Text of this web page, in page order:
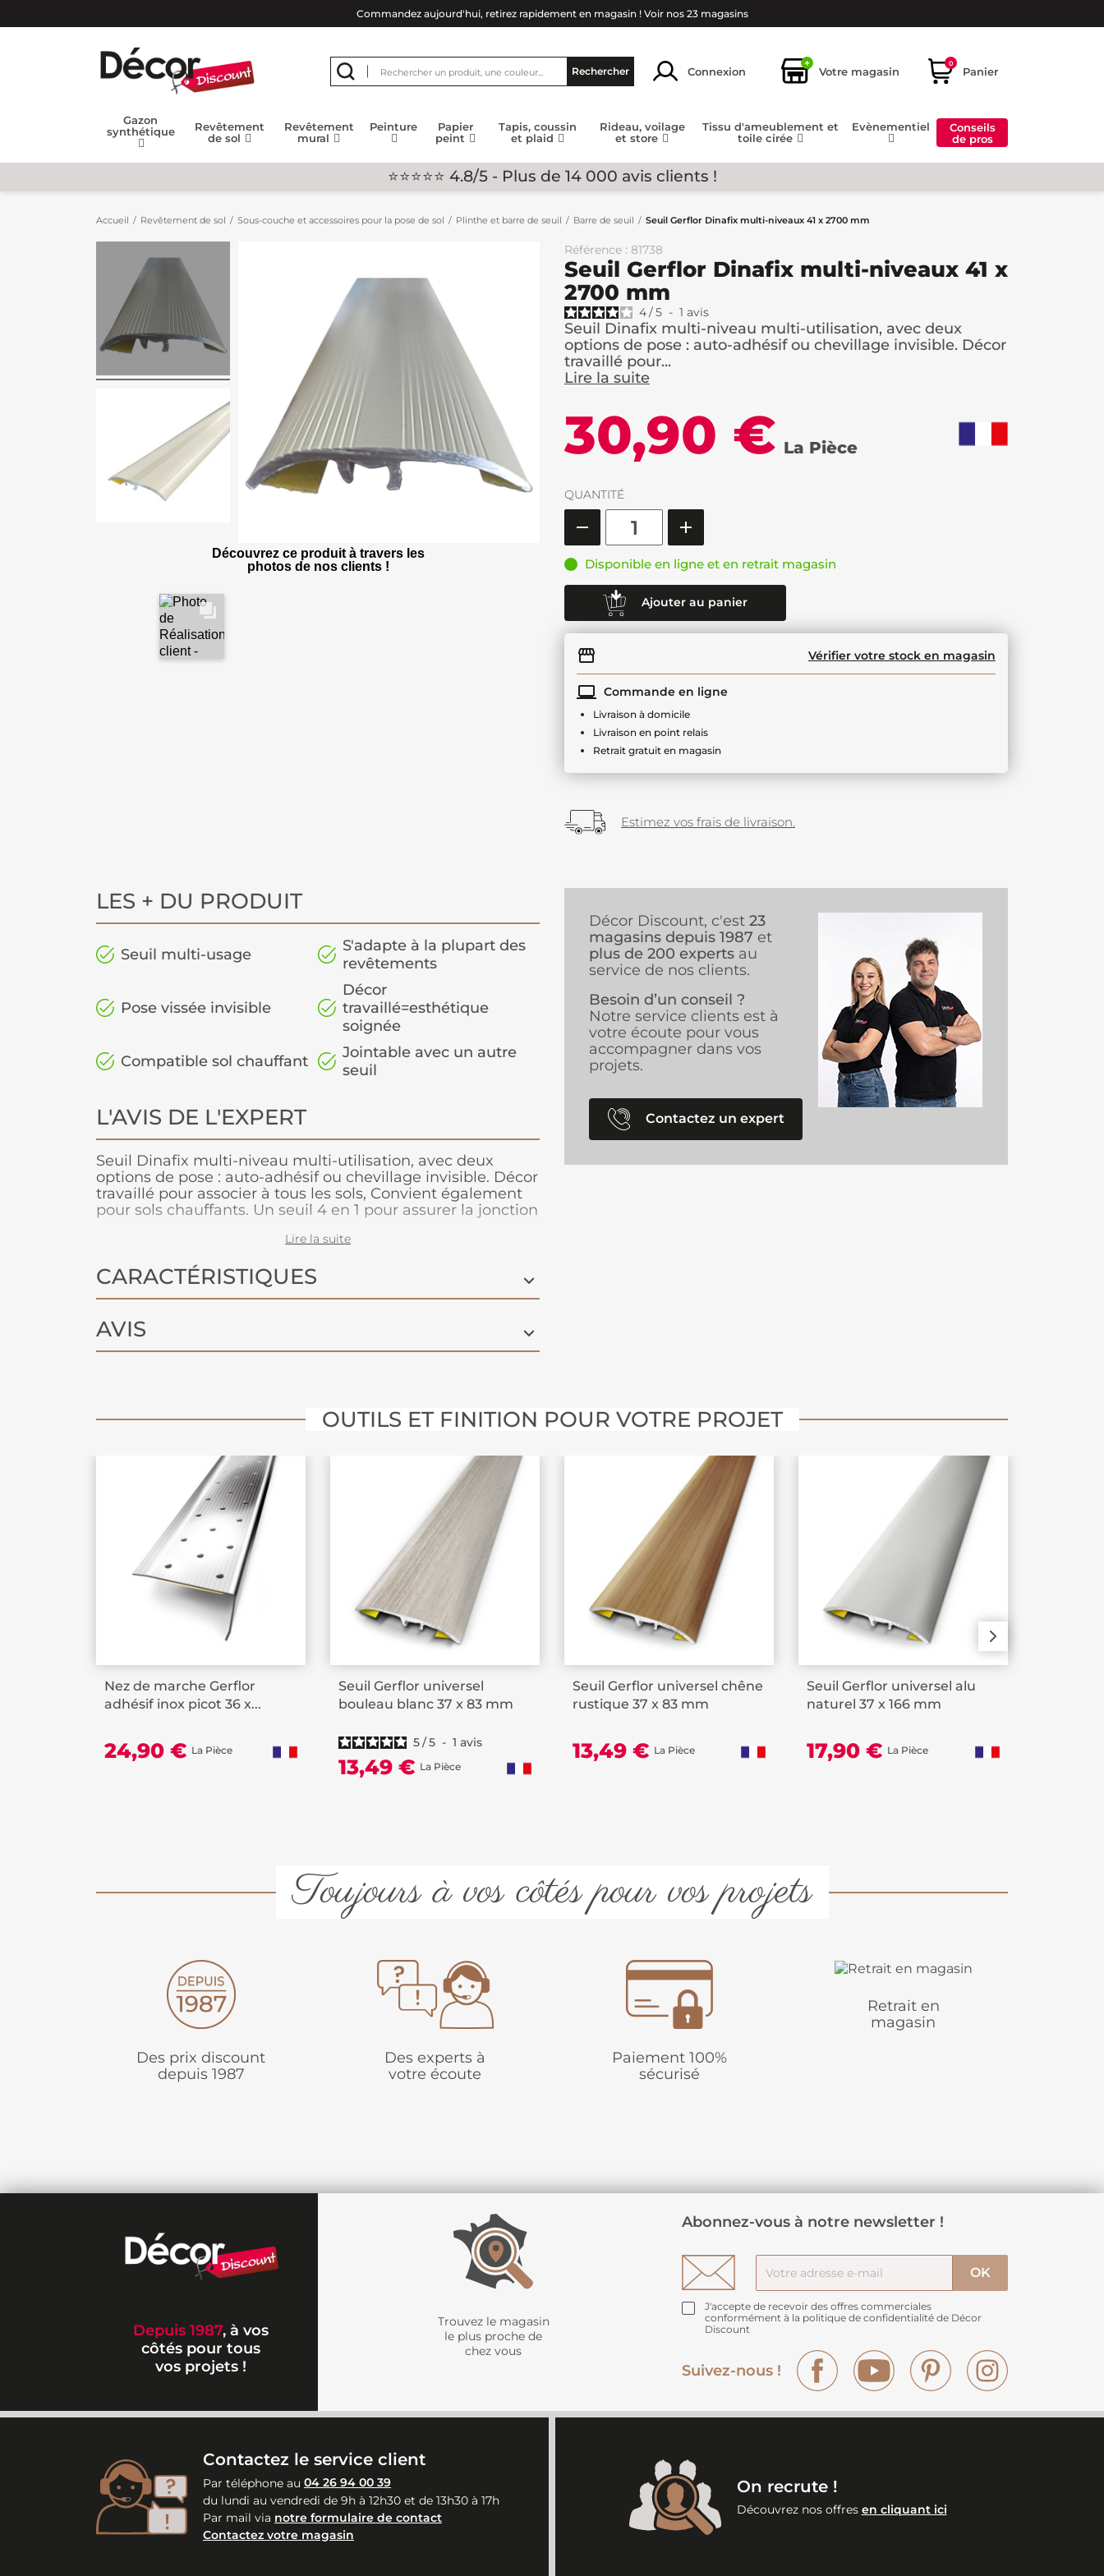
Commandez aujourd'hui, retirez rapidement en magasin ! Voir nos 23 magasins
Rechercher Connexion
+
Votre magasin
0
Panier
Gazon
synthétique
Revêtement
de sol
Revêtement
mural
Peinture
Papier
peint
Tapis, coussin
et plaid
Rideau, voilage
et store
Tissu d'ameublement et
toile cirée
Evènementiel
Conseils
de pros
⭐⭐⭐⭐⭐ 4.8/5 - Plus de 14 000 avis clients !
Accueil Revêtement de sol Sous-couche et accessoires pour la pose de sol Plinthe et barre de seuil Barre de seuil Seuil Gerflor Dinafix multi-niveaux 41 x 2700 mm
Découvrez ce produit à travers les
photos de nos clients !
Référence : 81738
Seuil Gerflor Dinafix multi-niveaux 41 x
2700 mm
4/5 - 1 avis
Seuil Dinafix multi-niveau multi-utilisation, avec deux
options de pose : auto-adhésif ou chevillage invisible. Décor
travaillé pour...
Lire la suite
30,90 € La Pièce
QUANTITÉ
Disponible en ligne et en retrait magasin
Ajouter au panier
Vérifier votre stock en magasin
Commande en ligne
Livraison à domicile
Livraison en point relais
Retrait gratuit en magasin
Estimez vos frais de livraison.
LES + DU PRODUIT
Seuil multi-usage
S'adapte à la plupart des
revêtements
Pose vissée invisible
Décor
travaillé=esthétique
soignée
Compatible sol chauffant
Jointable avec un autre
seuil
L'AVIS DE L'EXPERT
Seuil Dinafix multi-niveau multi-utilisation, avec deux
options de pose : auto-adhésif ou chevillage invisible. Décor
travaillé pour associer à tous les sols, Convient également
pour sols chauffants. Un seuil 4 en 1 pour assurer la jonction
peut également être utilisé pour recouvrir le joint de
raccorder les uns aux autres. Convient à la plupart des
Lire la suite
CARACTÉRISTIQUES
AVIS
Décor Discount, c'est 23
magasins depuis 1987 et
plus de 200 experts au
service de nos clients.
Besoin d’un conseil ?
Notre service clients est à
votre écoute pour vous
accompagner dans vos
projets.
Contactez un expert
OUTILS ET FINITION POUR VOTRE PROJET
Nez de marche Gerflor
adhésif inox picot 36 x...
24,90 € La Pièce
Seuil Gerflor universel
bouleau blanc 37 x 83 mm
5/5 - 1 avis
13,49 € La Pièce
Seuil Gerflor universel chêne
rustique 37 x 83 mm
13,49 € La Pièce
Seuil Gerflor universel alu
naturel 37 x 166 mm
17,90 € La Pièce
Toujours à vos côtés pour vos projets
Des prix discount
depuis 1987
Des experts à
votre écoute
Paiement 100%
sécurisé
Retrait en
magasin
Depuis 1987, à vos
côtés pour tous
vos projets !
Trouvez le magasin
le plus proche de
chez vous
Abonnez-vous à notre newsletter !
J'accepte de recevoir des offres commerciales
conformément à la politique de confidentialité de Décor
Discount
Suivez-nous !
Facebook YouTube Pinterest
Contactez le service client
Par téléphone au 04 26 94 00 39
du lundi au vendredi de 9h à 12h30 et de 13h30 à 17h
Par mail via notre formulaire de contact
Contactez votre magasin
On recrute !
Découvrez nos offres en cliquant ici